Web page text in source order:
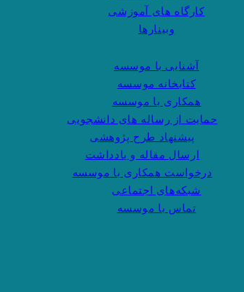
کارگاه های آموزشی
وبینارها
آشنایی با موسسه
کتابخانه موسسه
همکاری با موسسه
حمایت از رساله های دانشجویی
پیشنهاد طرح پژوهشی
ارسال مقاله و یادداشت
درخواست همکاری با موسسه
شبکه‌های اجتماعی
تماس با موسسه